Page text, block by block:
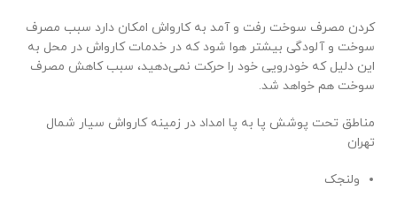
کردن مصرف سوخت رفت و آمد به کارواش امکان دارد سبب مصرف
سوخت و آلودگی بیشتر هوا شود که در خدمات کارواش در محل به
این دلیل که خودرویی خود را حرکت نمی‌دهید، سبب کاهش مصرف
سوخت هم خواهد شد.
مناطق تحت پوشش پا به پا امداد در زمینه کارواش سیار شمال
تهران
ولنجک